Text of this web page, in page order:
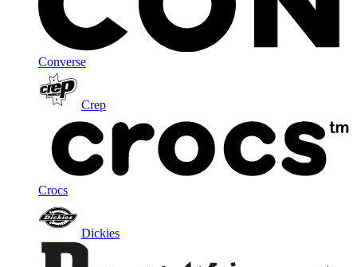
Converse
Crep
Crocs
Dickies